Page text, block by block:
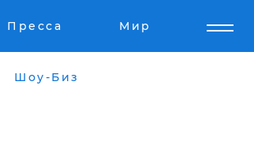
Пресса Мир
Шоу-Биз